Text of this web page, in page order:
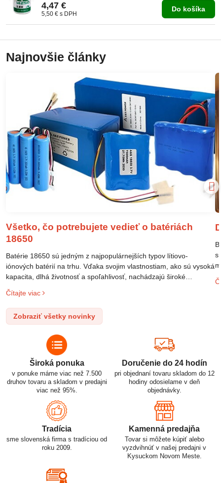
4,47 €
5,50 € s DPH
Do košíka
Najnovšie články
Všetko, čo potrebujete vedieť o batériách
18650
Batérie 18650 sú jedným z najpopulárnejších typov lítiovo-
iónových batérií na trhu. Vďaka svojim vlastnostiam, ako sú vysoká
kapacita, dlhá životnosť a spoľahlivosť, nachádzajú široké
po elektrické vozidlá. Pochopenie ich delenia, označovania a
správneho používania je kľúčom k ich efektívnemu a bezpečnému
využitiu.
Čítajte viac
Zobraziť všetky novinky
Široká ponuka
v ponuke máme viac než 7.500
druhov tovaru a skladom v predajni
viac než 95%.
Doručenie do 24 hodín
pri objednaní tovaru skladom do 12
hodiny odosielame v deň
objednávky.
Tradícia
sme slovenská firma s tradíciou od
roku 2009.
Kamenná predajňa
Tovar si môžete kúpiť alebo
vyzdvihnúť v našej predajni v
Kysuckom Novom Meste.